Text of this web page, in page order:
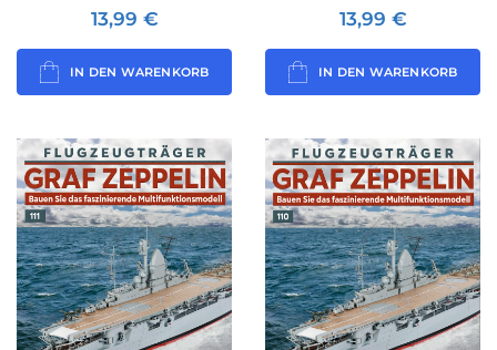
13,99 €
IN DEN WARENKORB
13,99 €
IN DEN WARENKORB